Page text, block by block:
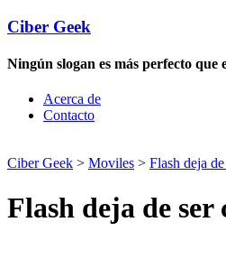
Ciber Geek
Ningún slogan es más perfecto que
Acerca de
Contacto
Ciber Geek > Moviles > Flash deja
Flash deja de